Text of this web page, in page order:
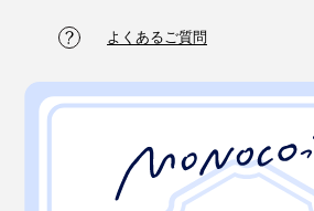
よくあるご質問